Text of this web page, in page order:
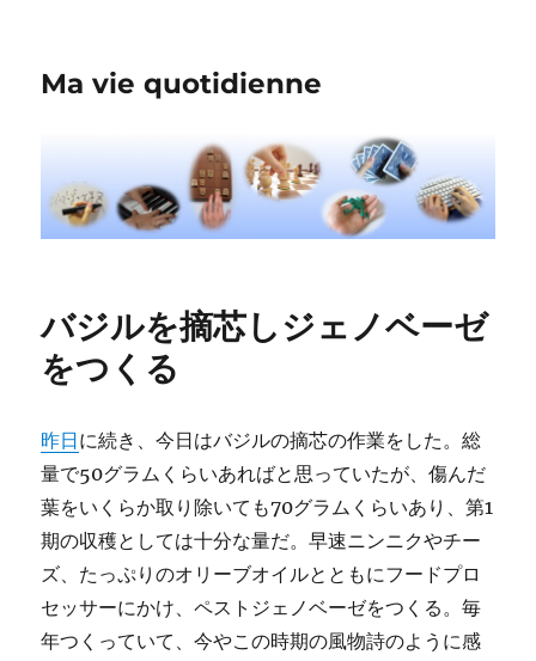
Ma vie quotidienne
バジルを摘芯しジェノベーゼ
をつくる
昨日に続き、今日はバジルの摘芯の作業をした。総
量で50グラムくらいあればと思っていたが、傷んだ
葉をいくらか取り除いても70グラムくらいあり、第1
期の収穫としては十分な量だ。早速ニンニクやチー
ズ、たっぷりのオリーブオイルとともにフードプロ
セッサーにかけ、ペストジェノベーゼをつくる。毎
年つくっていて、今やこの時期の風物詩のように感